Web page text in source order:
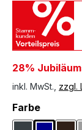
28%
inkl. MwSt., zzgl.
Farbe